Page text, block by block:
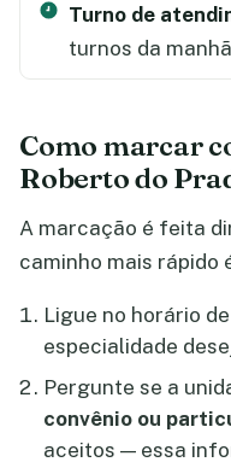
Turno de
turnos da
Como marcar
Roberto do
A marcação é feita
caminho mais rápido
Ligue no horário
especialidade
Pergunte se a
convênio ou
aceitos — essa